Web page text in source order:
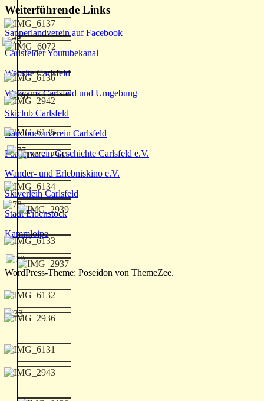
Weiterführende Links
Sapperlandverein auf Facebook
Carlsfelder Youtubekanal
Website Carlsfeld
Webcams Carlsfeld und Umgebung
Skiclub Carlsfeld
Bandoneonverein Carlsfeld
Förderverein Geschichte Carlsfeld e.V.
Wander- und Erlebniskino e.V.
Skiverleih Carlsfeld
Stadt Eibenstock
Kammloipe
WordPress-Theme: Poseidon von ThemeZee.